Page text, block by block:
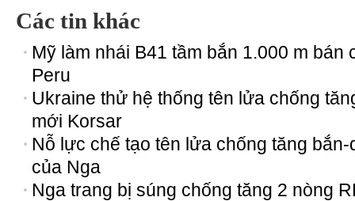
Các tin khác
Mỹ làm nhái B41 tầm bắn 1.000 m bán
Peru
Ukraine thử hệ thống tên lửa chống
mới Korsar
Nỗ lực chế tạo tên lửa chống tăng bắn-
của Nga
Nga trang bị súng chống tăng 2 nòng